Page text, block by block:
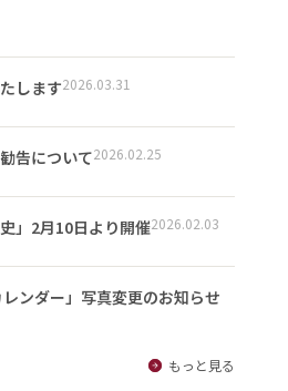
します2026.03.31
告について2026.02.25
」2月10日より開催2026.02.03
レンダー」写真変更のお知らせ
もっと見る